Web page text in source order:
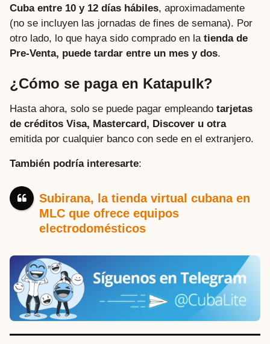
Cuba entre 10 y 12 días hábiles, aproximadamente
(no se incluyen las jornadas de fines de semana). Por
otro lado, lo que haya sido comprado en latienda de
Pre-Venta, puede tardar entre un mes y dos.
¿Cómo se paga en Katapulk?
Hasta ahora, solo se puede pagar empleando tarjetas
de créditos Visa, Mastercard, Discover u otra
emitida por cualquier banco con sede en el extranjero.
También podría interesarte:
Subirana, la tienda virtual cubana en
MLC que ofrece equipos
electrodomésticos